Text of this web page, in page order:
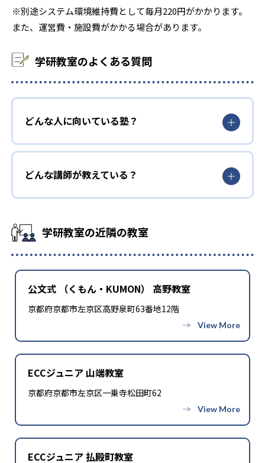
※別途システム環境維持費として毎月220円がかかります。
また、運営費・施設費がかかる場合があります。
学研教室のよくある質問
どんな人に向いている塾？
どんな講師が教えている？
学研教室の近隣の教室
公文式 （くもん・KUMON） 高野教室
京都府京都市左京区高野泉町63番地12階
ECCジュニア 山端教室
京都府京都市左京区一乗寺松田町62
ECCジュニア 払殿町教室